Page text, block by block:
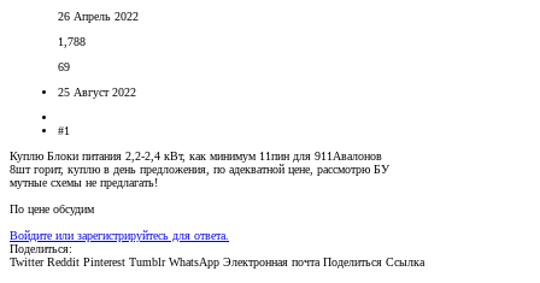
26 Апрель 2022
1,788
69
25 Август 2022
#1
Куплю Блоки питания 2,2-2,4 кВт, как минимум 11пин для 911Авалонов
8шт горит, куплю в день предложения, по адекватной цене, рассмотрю БУ
мутные схемы не предлагать!
По цене обсудим
Войдите или зарегистрируйтесь для ответа.
Поделиться:
Twitter Reddit Pinterest Tumblr WhatsApp Электронная почта Поделиться Ссылка